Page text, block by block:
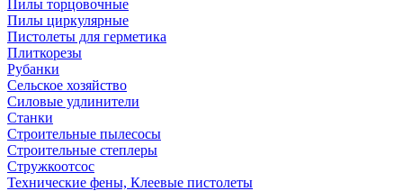
Пилы торцовочные
Пилы циркулярные
Пистолеты для герметика
Плиткорезы
Рубанки
Сельское хозяйство
Силовые удлинители
Станки
Строительные пылесосы
Строительные степлеры
Стружкоотсос
Технические фены, Клеевые пистолеты